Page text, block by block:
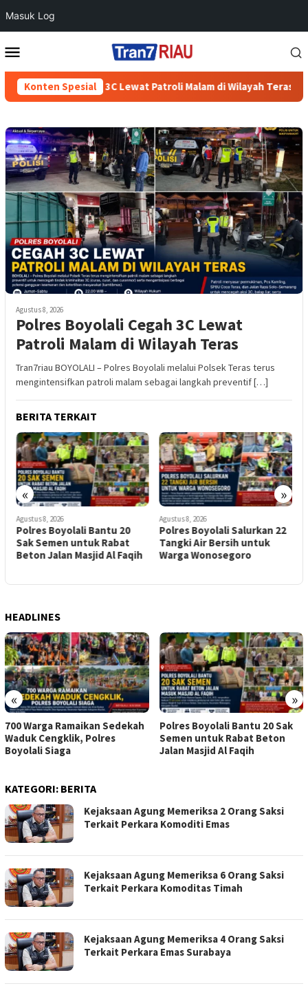
Masuk Log
ke
Mobile
Konten Spesial
Cegah 3C Lewat Patroli Malam di Wilayah Teras
Agustus 8, 2026
Polres Boyolali Cegah 3C Lewat
Patroli Malam di Wilayah Teras
Tran7riau BOYOLALI – Polres Boyolali melalui Polsek Teras terus
mengintensifkan patroli malam sebagai langkah preventif […]
BERITA TERKAIT
« »
Agustus 8, 2026
Polres Boyolali Bantu 20
Sak Semen untuk Rabat
Beton Jalan Masjid Al Faqih
Agustus 8, 2026
Polres Boyolali Salurkan 22
Tangki Air Bersih untuk
Warga Wonosegoro
HEADLINES
« »
700 Warga Ramaikan Sedekah
Waduk Cengklik, Polres
Boyolali Siaga
Polres Boyolali Bantu 20 Sak
Semen untuk Rabat Beton
Jalan Masjid Al Faqih
KATEGORI: BERITA
Kejaksaan Agung Memeriksa 2 Orang Saksi
Terkait Perkara Komoditi Emas
Kejaksaan Agung Memeriksa 6 Orang Saksi
Terkait Perkara Komoditas Timah
Kejaksaan Agung Memeriksa 4 Orang Saksi
Terkait Perkara Emas Surabaya